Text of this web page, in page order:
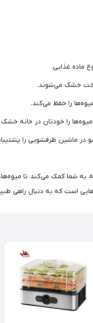
ماده غذایی.
خشک می‌شوند.
را حفظ می‌کند.
را خودتان در خانه خشک
ماشین ظرفشویی را
شما کمک می‌کند تا
است که به دنبال راهی